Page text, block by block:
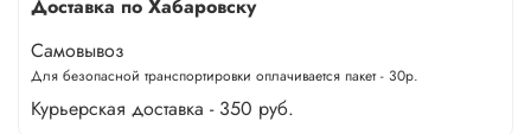
Доставка по Хабаровску
Самовывоз
Для безопасной транспортировки оплачивается пакет - 30р.
Курьерская доставка - 350 руб.